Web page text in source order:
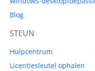
Blog
STEUN
Hulpcentrum
Licentiesleutel ophalen